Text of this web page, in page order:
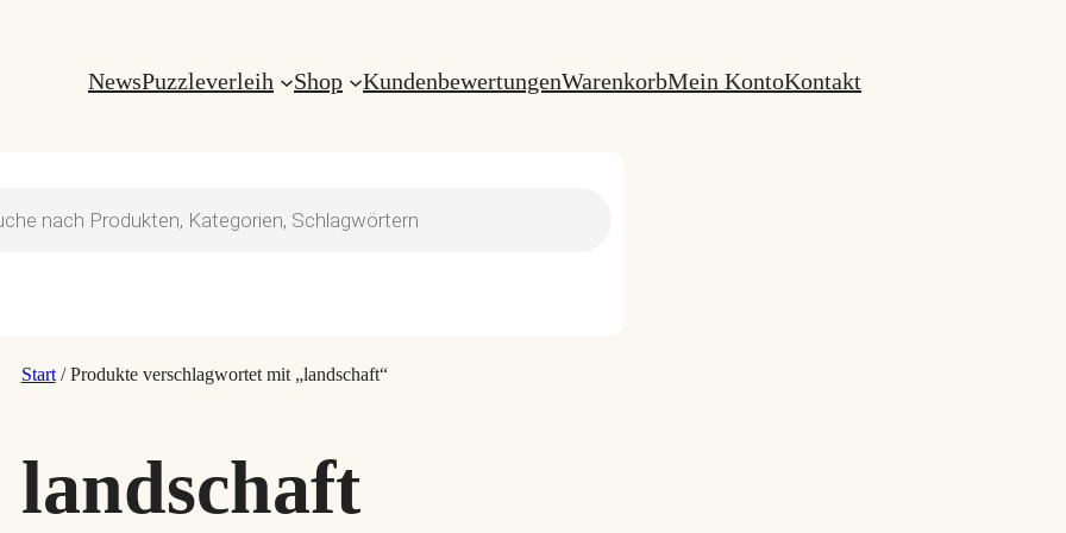
NewsPuzzleverleih Shop KundenbewertungenWarenkorbMein KontoKontakt
Start/ Produkte verschlagwortet mit „landschaft“
landschaft